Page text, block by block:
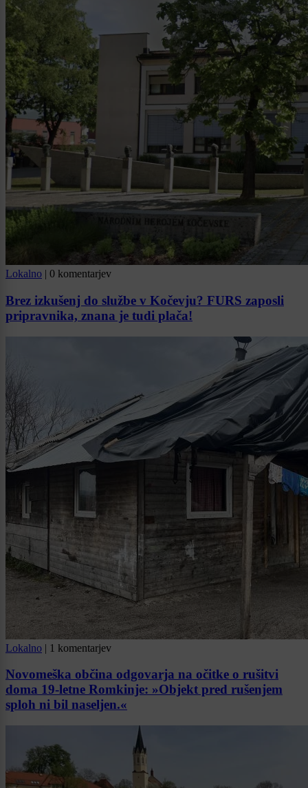
Lokalno | 0 komentarjev
Brez izkušenj do službe v Kočevju? FURS zaposli
pripravnika, znana je tudi plača!
Lokalno | 1 komentarjev
Novomeška občina odgovarja na očitke o rušitvi
doma 19-letne Romkinje: »Objekt pred rušenjem
sploh ni bil naseljen.«